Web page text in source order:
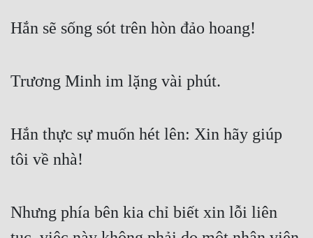
Hệ Thống
Khoa Huyễn
Kinh Dị
Kiếm Hiệp
Kỳ Ảo
Hắn sẽ sống sót trên hòn đảo hoang!
Trương Minh im lặng vài phút.
Hắn thực sự muốn hét lên: Xin hãy giúp
tôi về nhà!
Nhưng phía bên kia chỉ biết xin lỗi liên